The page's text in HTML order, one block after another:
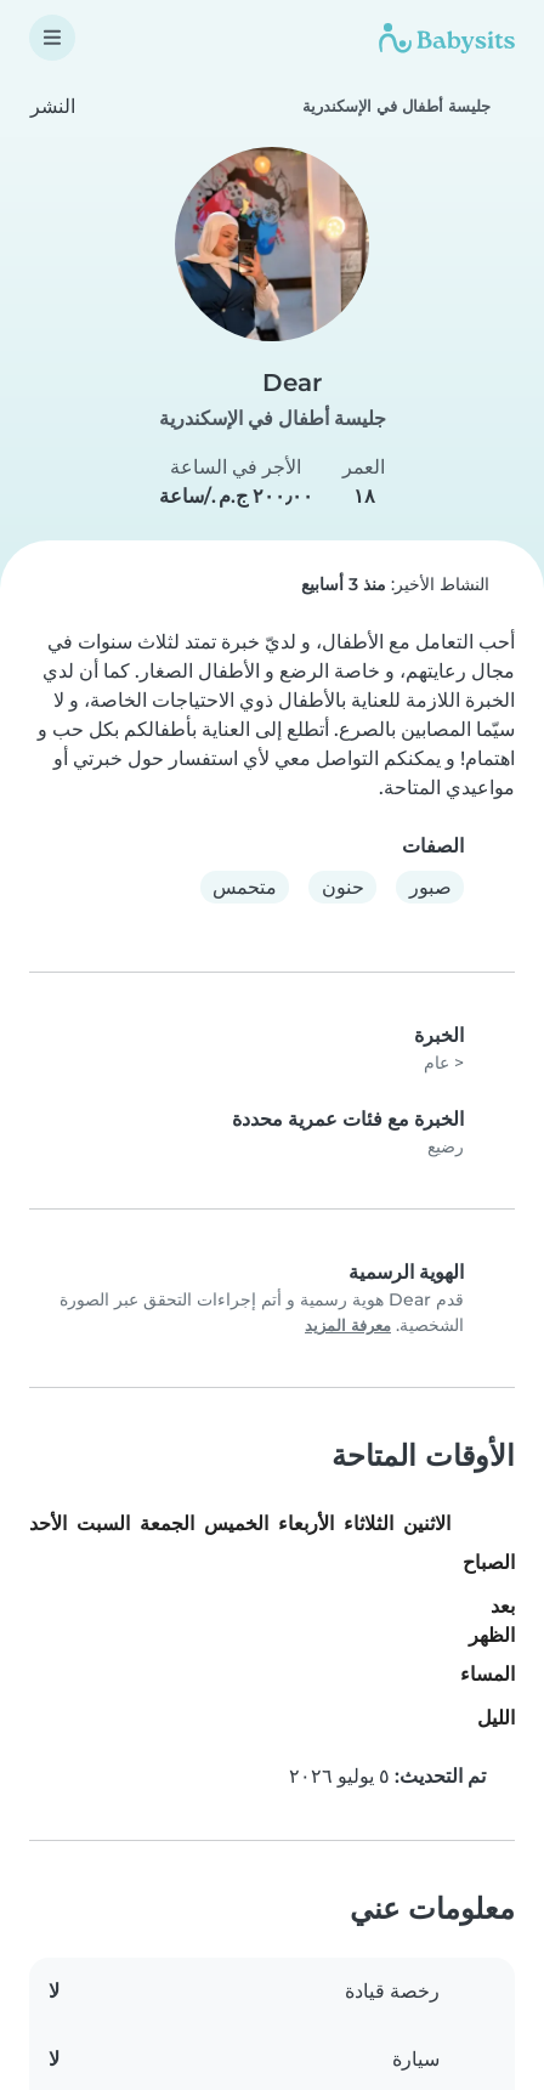
جليسة أطفال في الإسكندرية النشر
Dear
جليسة أطفال في الإسكندرية
العمر
١٨
الأجر في الساعة
النشاط الأخير: منذ 3 أسابيع
مواعيدي المتاحة.
الصفات
صبور
حنون متحمس
الخبرة
< عام
الخبرة مع فئات عمرية محددة
رضيع
الهوية الرسمية
قدم Dear هوية رسمية و أتم إجراءات التحقق عبر الصورة
الشخصية. معرفة المزيد
الأوقات المتاحة
الاثنين الثلاثاء الأربعاء الخميس الجمعة السبت
الأحد
الصباح
بعد
الظهر
المساء
الليل
تم التحديث:
معلومات عني
رخصة قيادة لا
سيارة لا